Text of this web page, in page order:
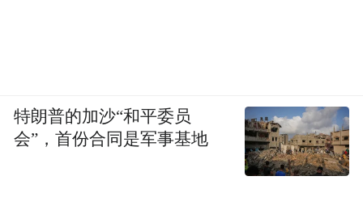
特朗普的加沙“和平委员
会”，首份合同是军事基地